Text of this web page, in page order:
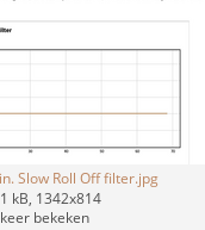
Slow Roll Off filter.jpg
kB, 1342x814
bekeken